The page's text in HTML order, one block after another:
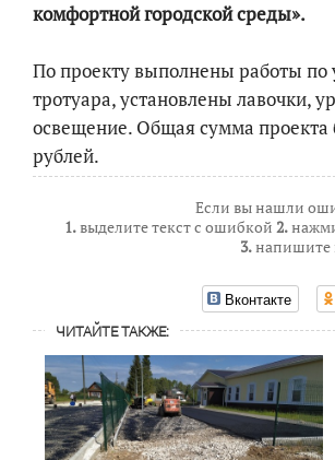
комфортной городской среды».
По проекту выполнены работы по
тротуара, установлены лавочки,
освещение. Общая сумма проекта
рублей.
Если вы нашли
1.выделите текст с ошибкой 2.
3.напишите
Вконтакте
ЧИТАЙТЕ ТАКЖЕ: